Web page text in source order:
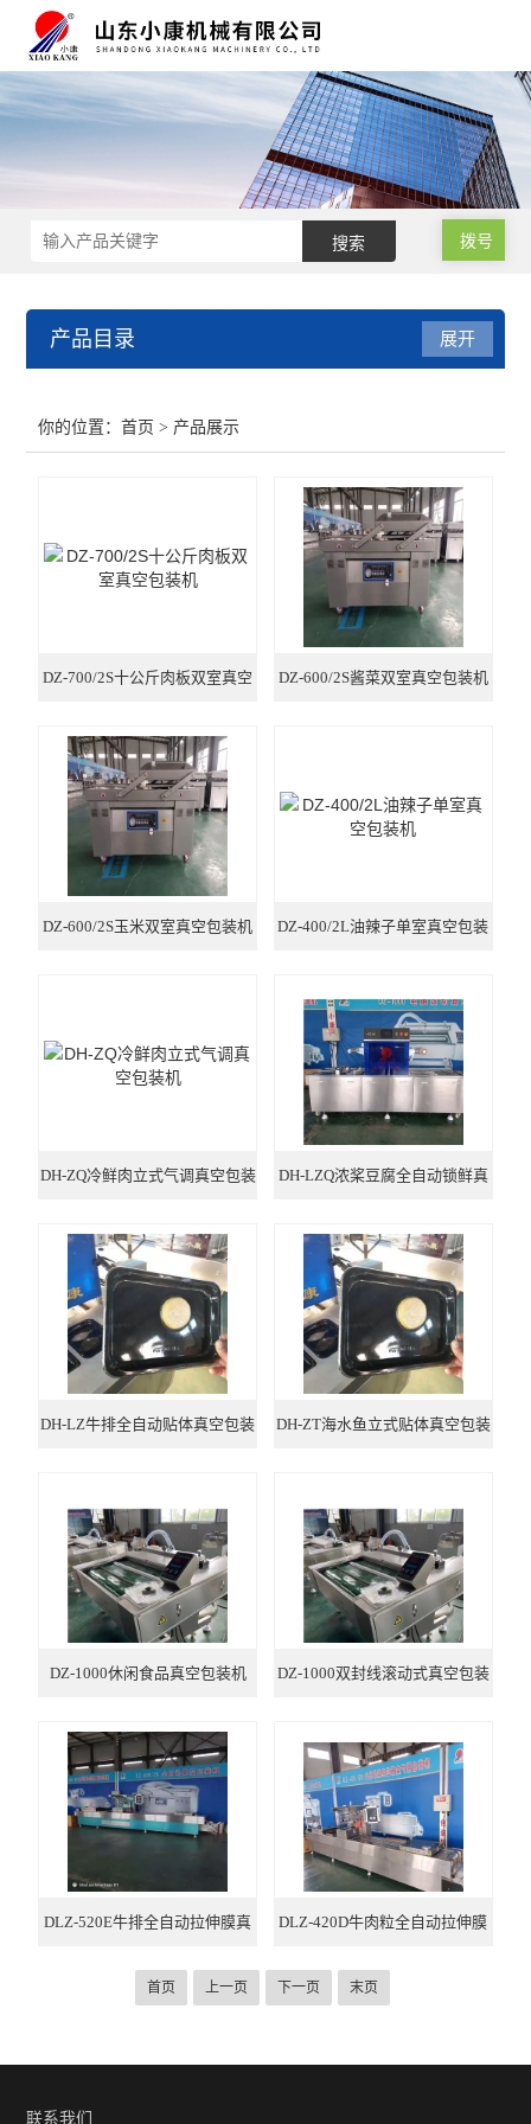
拨号
产品目录
拉伸膜真空包装机
贴体真空包装设备
热收缩机
滚动式真空包装设备
全自动给袋真空包装设备
展开
你的位置：首页 > 产品展示
DZ-700/2S十公斤肉板双室真空 DZ-600/2S酱菜双室真空包装机
DZ-600/2S玉米双室真空包装机 DZ-400/2L油辣子单室真空包装
DH-ZQ冷鲜肉立式气调真空包装 DH-LZQ浓桨豆腐全自动锁鲜真
DH-LZ牛排全自动贴体真空包装 DH-ZT海水鱼立式贴体真空包装
DZ-1000休闲食品真空包装机 DZ-1000双封线滚动式真空包装
DLZ-520E牛排全自动拉伸膜真
空包装机
DLZ-420D牛肉粒全自动拉伸膜
真空包装机
首页 上一页 下一页 末页
联系我们